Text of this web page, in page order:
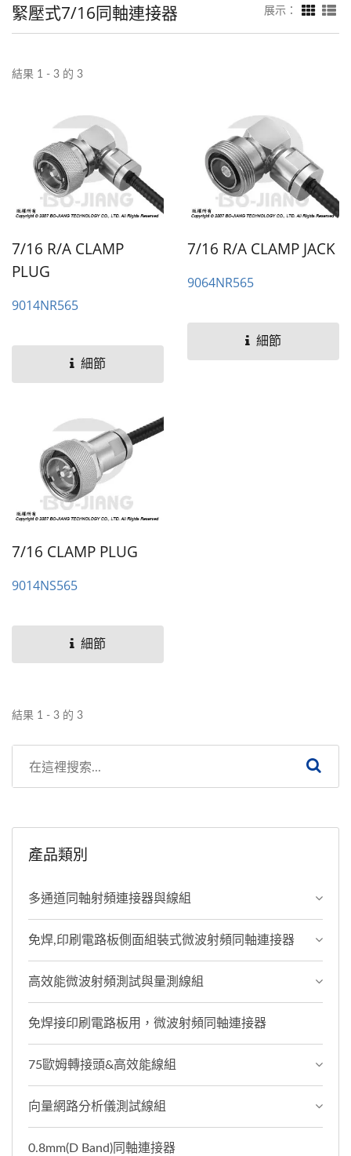
緊壓式7/16同軸連接器 展示：
結果 1 - 3 的 3
7/16 R/A CLAMP
PLUG
9014NR565
細節
7/16 R/A CLAMP JACK
9064NR565
細節
7/16 CLAMP PLUG
9014NS565
細節
結果 1 - 3 的 3
產品類別
多通道同軸射頻連接器與線組
免焊,印刷電路板側面組裝式微波射頻同軸連接器
高效能微波射頻測試與量測線組
免焊接印刷電路板用，微波射頻同軸連接器
75歐姆轉接頭&高效能線組
向量網路分析儀測試線組
0.8mm(D Band)同軸連接器